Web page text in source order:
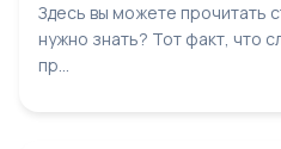
Здесь вы можете прочитать
нужно знать? Тот факт, что
пр...